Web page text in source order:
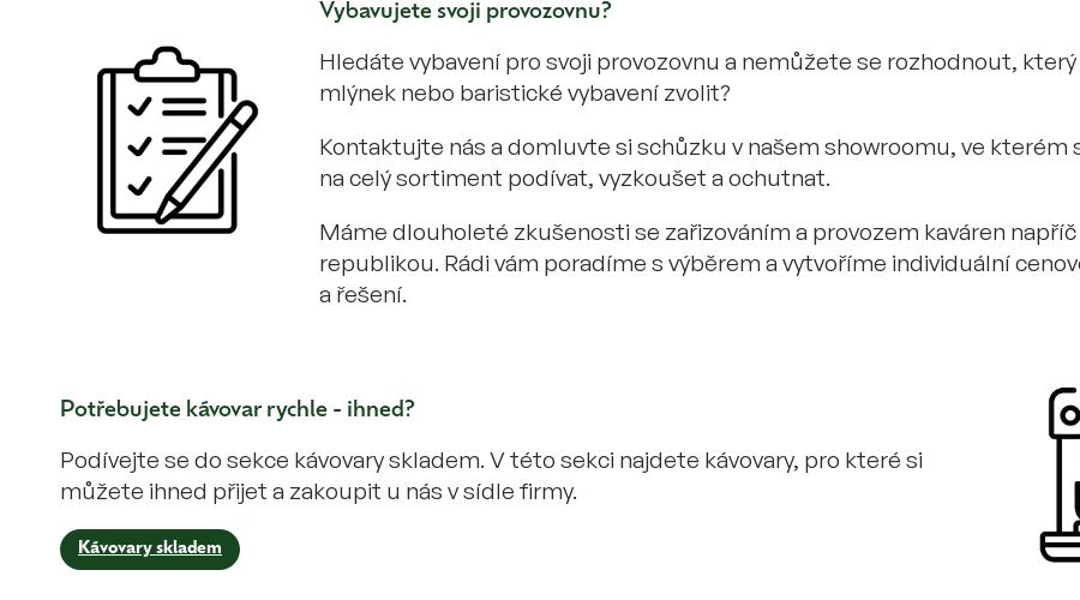
Vybavujete svoji provozovnu?
Hledáte vybavení pro svoji provozovnu a nemůžete se rozhodnout, který
mlýnek nebo baristické vybavení zvolit?
Kontaktujte nás a domluvte si schůzku v našem showroomu, ve kterém
na celý sortiment podívat, vyzkoušet a ochutnat.
Máme dlouholeté zkušenosti se zařizováním a provozem kaváren
republikou. Rádi vám poradíme s výběrem a vytvoříme individuální
a řešení.
Potřebujete kávovar rychle - ihned?
Podívejte se do sekce kávovary skladem. V této sekci najdete kávovary, pro které si
můžete ihned přijet a zakoupit u nás v sídle firmy.
Kávovary skladem